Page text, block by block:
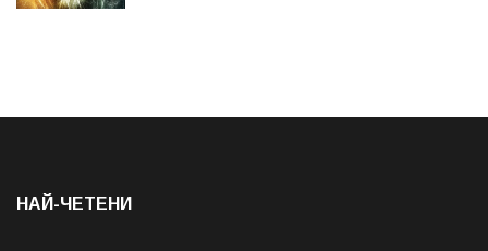
НАЙ-ЧЕТЕНИ